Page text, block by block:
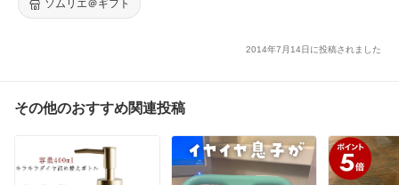
ソムリエ＠ギフト
2014年7月14日に投稿されました
その他のおすすめ関連投稿